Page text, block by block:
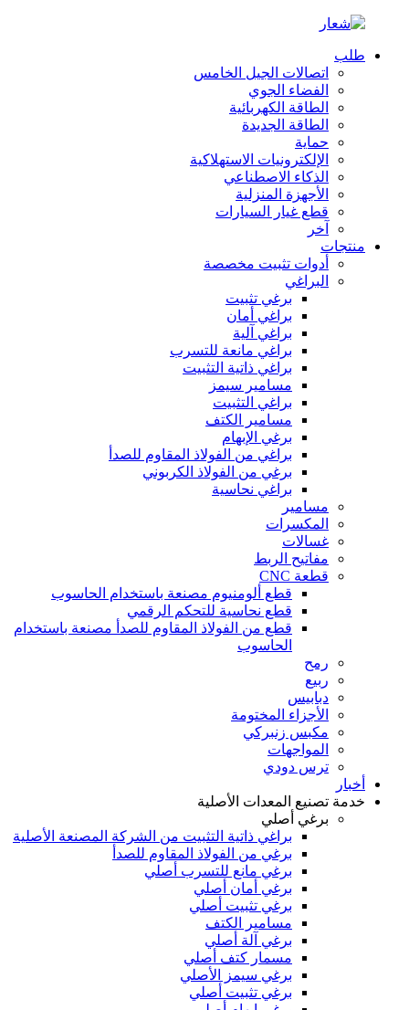
طلب
اتصالات الجيل الخامس
الفضاء الجوي
الطاقة الكهربائية
الطاقة الجديدة
حماية
الإلكترونيات الاستهلاكية
الذكاء الاصطناعي
الأجهزة المنزلية
قطع غيار السيارات
آخر
منتجات
أدوات تثبيت مخصصة
البراغي
برغي تثبيت
براغي أمان
براغي آلية
براغي مانعة للتسرب
براغي ذاتية التثبيت
مسامير سيمز
براغي التثبيت
مسامير الكتف
برغي الإبهام
براغي من الفولاذ المقاوم للصدأ
برغي من الفولاذ الكربوني
براغي نحاسية
مسامير
المكسرات
غسالات
مفاتيح الربط
قطعة CNC
قطع ألومنيوم مصنعة باستخدام الحاسوب
قطع نحاسية للتحكم الرقمي
قطع من الفولاذ المقاوم للصدأ مصنعة باستخدام
الحاسوب
رمح
ربيع
دبابيس
الأجزاء المختومة
مكبس زنبركي
المواجهات
ترس دودي
أخبار
خدمة تصنيع المعدات الأصلية
برغي أصلي
براغي ذاتية التثبيت من الشركة المصنعة الأصلية
برغي من الفولاذ المقاوم للصدأ
برغي مانع للتسرب أصلي
برغي أمان أصلي
برغي تثبيت أصلي
مسامير الكتف
برغي آلة أصلي
مسمار كتف أصلي
برغي سيمز الأصلي
برغي تثبيت أصلي